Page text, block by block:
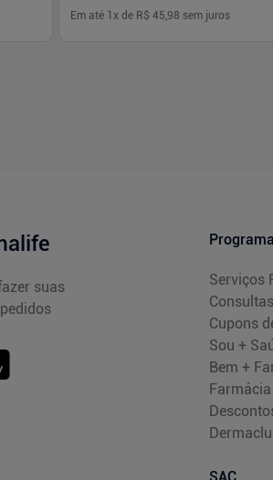
Em até 1 x de R$ 45,98 sem juros
suas
Serviços
Cupons
Sou +
Bem +